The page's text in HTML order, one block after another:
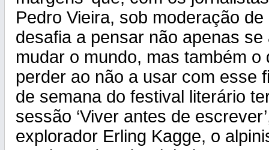
Pedro Vieira, sob moderação
desafia a pensar não apenas
mudar o mundo, mas também o
perder ao não a usar com esse
de semana do festival literário
sessão ‘Viver antes de
explorador Erling Kagge, o